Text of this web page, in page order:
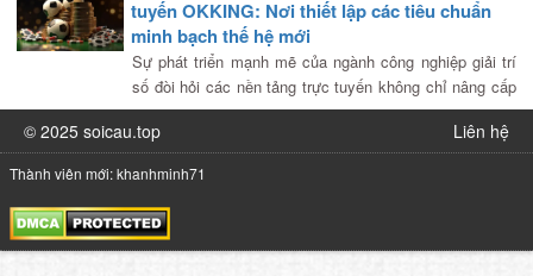
tuyến OKKING: Nơi thiết lập các tiêu chuẩn
minh bạch thế hệ mới
Sự phát triển mạnh mẽ của ngành công nghiệp giải trí
số đòi hỏi các nền tảng trực tuyến không chỉ nâng cấp
về mặt giao diện mà còn phải chuẩn hóa toàn diện về
[…]
© 2025 soicau.top Liên hệ
Thành viên mới: khanhminh71